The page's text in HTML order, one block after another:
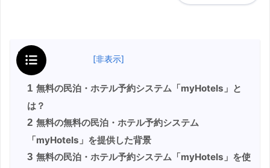
目次 [非表示]
1 無料の民泊・ホテル予約システム「myHotels」と
は？
2 無料の無料の民泊・ホテル予約システム
「myHotels」を提供した背景
3 無料の民泊・ホテル予約システム「myHotels」を使